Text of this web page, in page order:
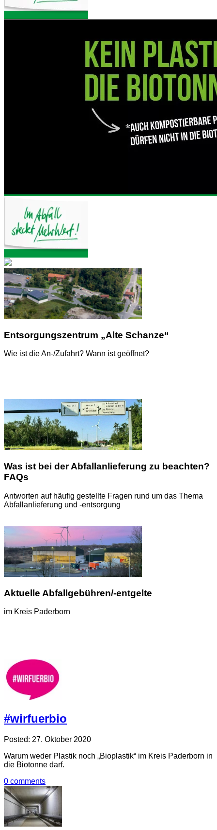
Entsorgungszentrum „Alte Schanze“
Wie ist die An-/Zufahrt? Wann ist geöffnet?
Was ist bei der Abfallanlieferung zu beachten?
FAQs
Antworten auf häufig gestellte Fragen rund um das Thema
Abfallanlieferung und -entsorgung
Aktuelle Abfallgebühren/-entgelte
im Kreis Paderborn
#wirfuerbio
Posted: 27. Oktober 2020
Warum weder Plastik noch „Bioplastik“ im Kreis Paderborn in
die Biotonne darf.
0 comments